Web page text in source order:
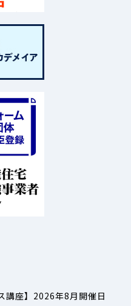
講座】2026年8月開催日